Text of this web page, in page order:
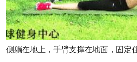
侧躺在地上，手臂支撑在地面，固定